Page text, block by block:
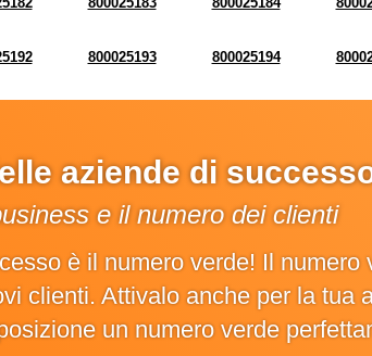
800025193 800025194
aziende di
e il numero dei clienti
è il numero verde! Il
clienti. Attivalo anche per la
un numero verde